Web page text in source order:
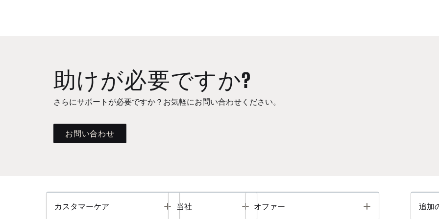
助けが必要ですか?
さらにサポートが必要ですか？お気軽にお問い合わせください。
お問い合わせ
カスタマーケア Toggle
当社 Toggle
オファー Toggle 追加